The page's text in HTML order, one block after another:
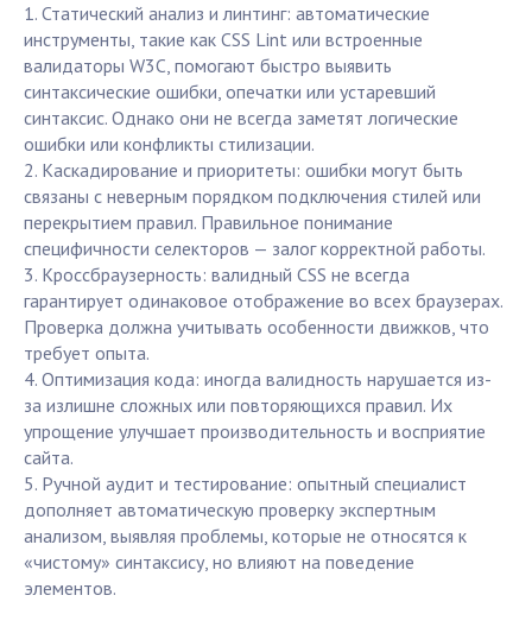
1. Статический анализ и линтинг: автоматические
инструменты, такие как CSS Lint или встроенные
валидаторы W3C, помогают быстро выявить
синтаксические ошибки, опечатки или устаревший
синтаксис. Однако они не всегда заметят логические
ошибки или конфликты стилизации.
2. Каскадирование и приоритеты: ошибки могут быть
связаны с неверным порядком подключения стилей или
перекрытием правил. Правильное понимание
специфичности селекторов — залог корректной работы.
3. Кроссбраузерность: валидный CSS не всегда
гарантирует одинаковое отображение во всех браузерах.
Проверка должна учитывать особенности движков, что
требует опыта.
4. Оптимизация кода: иногда валидность нарушается из-
за излишне сложных или повторяющихся правил. Их
упрощение улучшает производительность и восприятие
сайта.
5. Ручной аудит и тестирование: опытный специалист
дополняет автоматическую проверку экспертным
анализом, выявляя проблемы, которые не относятся к
«чистому» синтаксису, но влияют на поведение
элементов.